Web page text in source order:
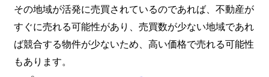
その地域が活発に売買されているのであれば、不動産が
すぐに売れる可能性があり、売買数が少ない地域であれ
ば競合する物件が少ないため、高い価格で売れる可能性
もあります。